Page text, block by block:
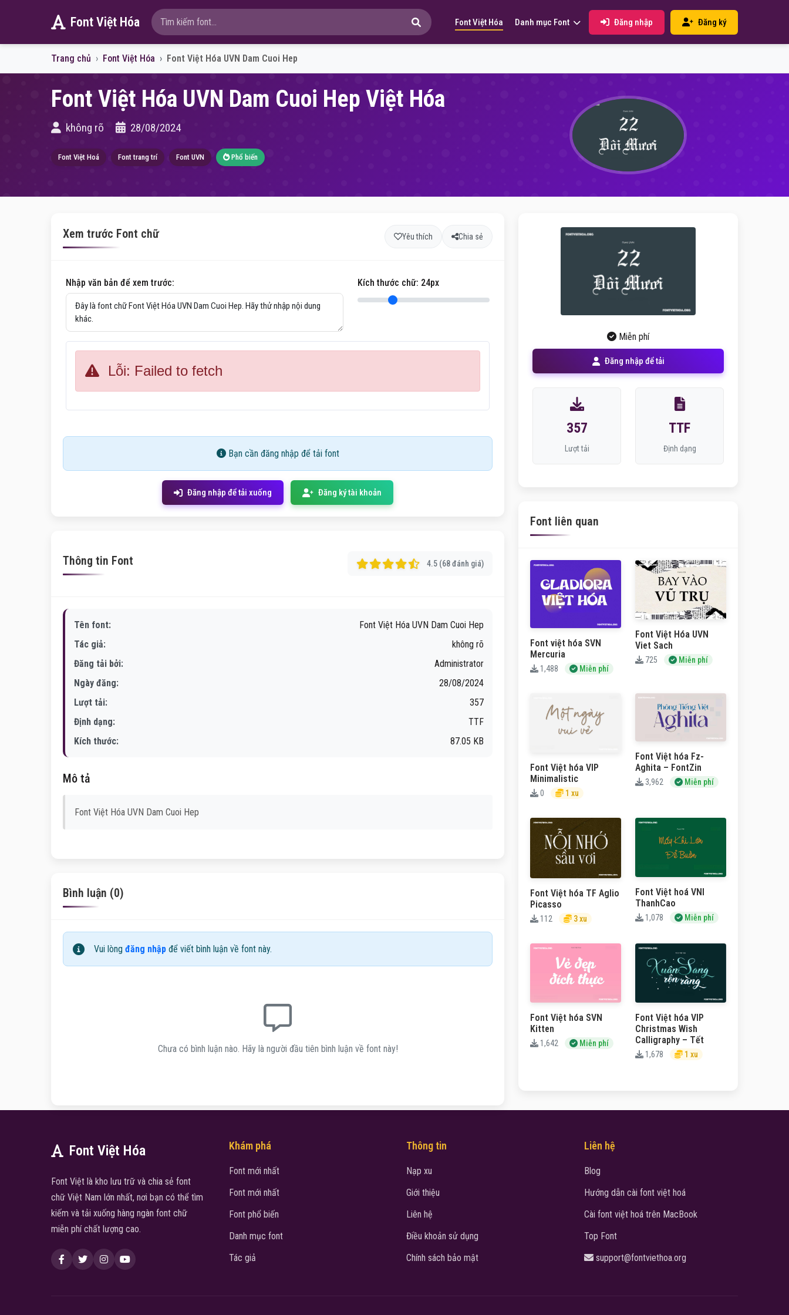
Font Việt Hóa Font Việt Hóa Danh mục Font Đăng nhập Đăng ký
Trang chủ Font Việt Hóa Font Việt Hóa UVN Dam Cuoi Hep
Font Việt Hóa UVN Dam Cuoi Hep Việt Hóa
không rõ 28/08/2024
Font Việt Hoá Font trang trí Font UVN Phổ biến
Xem trước Font chữ Yêu thích Chia sẻ
Nhập văn bản để xem trước: Kích thước chữ: 24px
Lỗi: Failed to fetch
Bạn cần đăng nhập để tải font
Đăng nhập để tải xuống Đăng ký tài khoản
Thông tin Font 4.5 (68 đánh giá)
Tên font:
Font Việt Hóa UVN Dam Cuoi Hep
Tác giả:
không rõ
Đăng tải bởi:
Administrator
Ngày đăng:
28/08/2024
Lượt tải:
357
Định dạng:
TTF
Kích thước:
87.05 KB
Mô tả
Font Việt Hóa UVN Dam Cuoi Hep
Bình luận (0)
Vui lòng đăng nhập để viết bình luận về font này.
Chưa có bình luận nào. Hãy là người đầu tiên bình luận về font này!
Miễn phí
Đăng nhập để tải
357
Lượt tải
TTF
Định dạng
Font liên quan
Font việt hóa SVN
Mercuria
1,488 Miễn phí
Font Việt Hóa UVN
Viet Sach
725 Miễn phí
Font Việt hóa VIP
Minimalistic
0 1 xu
Font Việt hóa Fz-
Aghita – FontZin
3,962 Miễn phí
Font Việt hóa TF Aglio
Picasso
112 3 xu
Font Việt hoá VNI
ThanhCao
1,078 Miễn phí
Font Việt hóa SVN
Kitten
1,642 Miễn phí
Font Việt hóa VIP
Christmas Wish
Calligraphy – Tết
1,678 1 xu
Font Việt Hóa
Font Việt là kho lưu trữ và chia sẻ font
chữ Việt Nam lớn nhất, nơi bạn có thể tìm
kiếm và tải xuống hàng ngàn font chữ
miễn phí chất lượng cao.
Khám phá
Font mới nhất
Font mới nhất
Font phổ biến
Danh mục font
Tác giả
Thông tin
Nạp xu
Giới thiệu
Liên hệ
Điều khoản sử dụng
Chính sách bảo mật
Liên hệ
Blog
Hướng dẫn cài font việt hoá
Cài font việt hoá trên MacBook
Top Font
support@fontviethoa.org